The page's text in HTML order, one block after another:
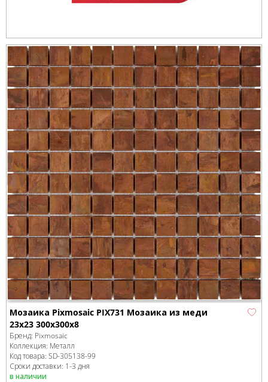
Мозаика Pixmosaic PIX731 Мозаика из меди
23x23 300х300x8
Бренд: Pixmosaic
Коллекция: Металл
Код товара: SD-305138-99
Сроки доставки: 1-3 дня
в наличии